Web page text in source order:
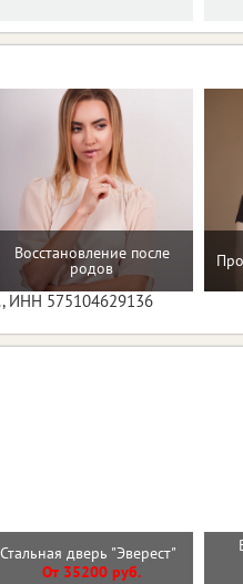
Восстановление после
родов
ИНН 575104629136
Стальная дверь "Эверест"
От 35200 руб.